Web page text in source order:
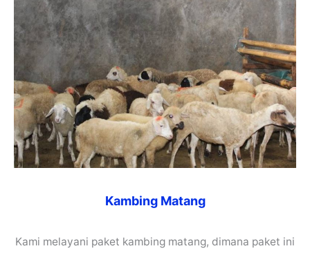
Kambing Matang
Kami melayani paket kambing matang, dimana paket ini